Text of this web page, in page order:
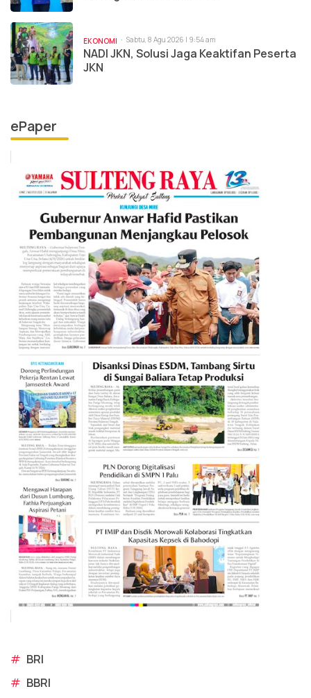
EKONOMI Sabtu, 8 Agu 2026 | 9:54 am
NADI JKN, Solusi Jaga Keaktifan Peserta
JKN
ePaper
# BRI
# BBRI